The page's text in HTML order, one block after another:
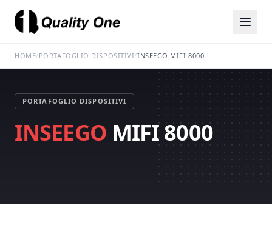
HOME/PORTAFOGLIO DISPOSITIVI/INSEEGO MIFI 8000
PORTAFOGLIO DISPOSITIVI
INSEEGO MIFI 8000